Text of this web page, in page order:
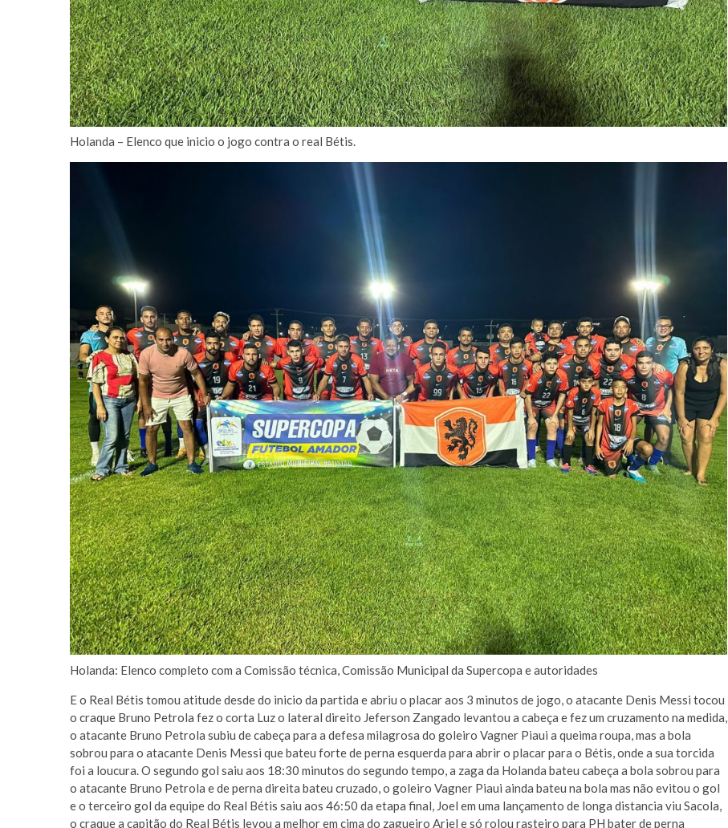
Holanda – Elenco que inicio o jogo contra o real Bétis.
Holanda: Elenco completo com a Comissão técnica, Comissão Municipal da Supercopa e autoridades
E o Real Bétis tomou atitude desde do inicio da partida e abriu o placar aos 3 minutos de jogo, o atacante Denis Messi tocou
o craque Bruno Petrola fez o corta Luz o lateral direito Jeferson Zangado levantou a cabeça e fez um cruzamento na medida,
o atacante Bruno Petrola subiu de cabeça para a defesa milagrosa do goleiro Vagner Piaui a queima roupa, mas a bola
sobrou para o atacante Denis Messi que bateu forte de perna esquerda para abrir o placar para o Bétis, onde a sua torcida
foi a loucura. O segundo gol saiu aos 18:30 minutos do segundo tempo, a zaga da Holanda bateu cabeça a bola sobrou para
o atacante Bruno Petrola e de perna direita bateu cruzado, o goleiro Vagner Piaui ainda bateu na bola mas não evitou o gol
e o terceiro gol da equipe do Real Bétis saiu aos 46:50 da etapa final, Joel em uma lançamento de longa distancia viu Sacola,
o craque a capitão do Real Bétis levou a melhor em cima do zagueiro Ariel e só rolou rasteiro para PH bater de perna